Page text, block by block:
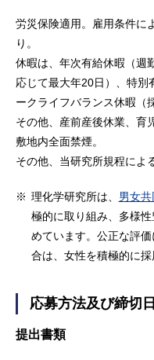
労災保険適用。雇用条件に
り。
休暇は、年次有給休暇（週
応じて最大年20日）、特別
ークライフバランス休暇（
その他、産前産後休業、育
敷地内全面禁煙。
その他、当研究所規程によ
※ 理化学研究所は、 男女
極的に取り組み、多様
めています。公正な評
合は、女性を積極的に採
応募方法及び締切日
提出書類